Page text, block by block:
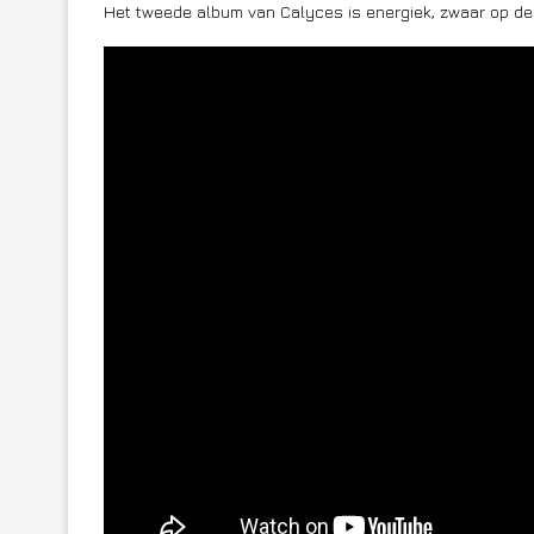
Het tweede album van Calyces is energiek, zwaar op